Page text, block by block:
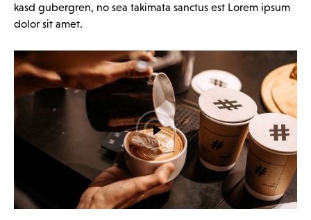
kasd gubergren, no sea takimata sanctus est Lorem ipsum
dolor sit amet.